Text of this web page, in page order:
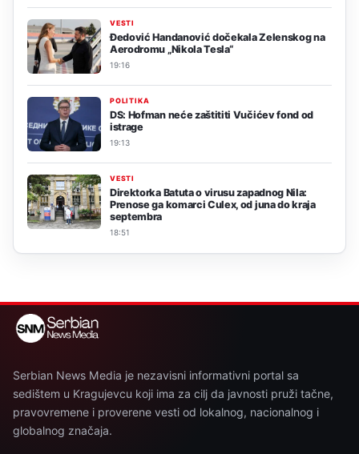
VESTI
Đedović Handanović dočekala Zelenskog na
Aerodromu „Nikola Tesla“
19:16
POLITIKA
DS: Hofman neće zaštititi Vučićev fond od
istrage
19:13
VESTI
Direktorka Batuta o virusu zapadnog Nila:
Prenose ga komarci Culex, od juna do kraja
septembra
18:51
Serbian News Media je nezavisni informativni portal sa
sedištem u Kragujevcu koji ima za cilj da javnosti pruži tačne,
pravovremene i proverene vesti od lokalnog, nacionalnog i
globalnog značaja.